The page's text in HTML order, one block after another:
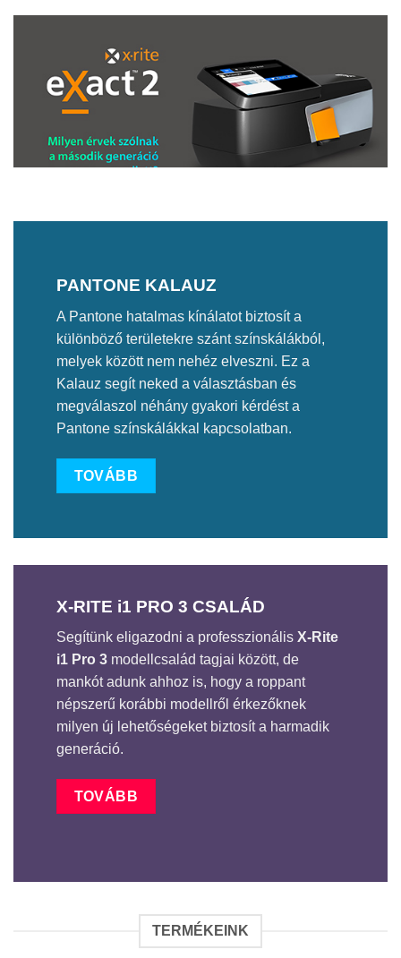
PANTONE KALAUZ
A Pantone hatalmas kínálatot biztosít a
különböző területekre szánt színskálákból,
melyek között nem nehéz elveszni. Ez a
Kalauz segít neked a választásban és
megválaszol néhány gyakori kérdést a
Pantone színskálákkal kapcsolatban.
TOVÁBB
X-RITE i1 PRO 3 CSALÁD
Segítünk eligazodni a professzionális X-Rite
i1 Pro 3modellcsalád tagjai között, de
mankót adunk ahhoz is, hogy a roppant
népszerű korábbi modellről érkezőknek
milyen új lehetőségeket biztosít a harmadik
generáció.
TOVÁBB
TERMÉKEINK